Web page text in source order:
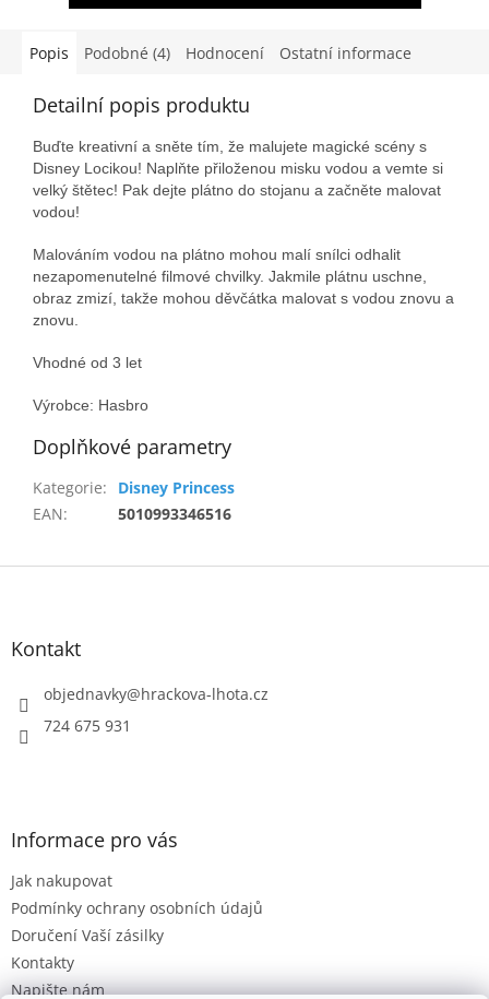
Popis Podobné (4) Hodnocení Ostatní informace
Detailní popis produktu
Buďte kreativní a sněte tím, že malujete magické scény s
Disney Locikou! Naplňte přiloženou misku vodou a vemte si
velký štětec! Pak dejte plátno do stojanu a začněte malovat
vodou!
Malováním vodou na plátno mohou malí snílci odhalit
nezapomenutelné filmové chvilky. Jakmile plátnu uschne,
obraz zmizí, takže mohou děvčátka malovat s vodou znovu a
znovu.
Vhodné od 3 let
Výrobce: Hasbro
Doplňkové parametry
Kategorie:
Disney Princess
EAN: 5010993346516
Z
Kontakt
objednavky@hrackova-lhota.cz
724 675 931
Informace pro vás
Jak nakupovat
Podmínky ochrany osobních údajů
Doručení Vaší zásilky
Kontakty
Napište nám